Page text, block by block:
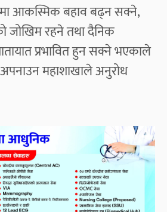
आकस्मिक बहाव बढ्न सक्ने,
जोखिम रहने तथा दैनिक
प्रभावित हुन सक्ने भएकाले
महाशाखाले अनुरोध